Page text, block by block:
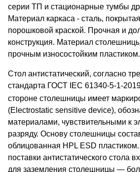
серии ТП и стационарные тумбы
Материал каркаса - сталь,
порошковой краской. Прочная и
конструкция. Материал
прочным износостойким пластиком.
Стол антистатический, согласно
стандарта ГОСТ IEC 61340-5-1-
стороне столешницы имеет
(Electrostatic sensitive device),
материалами, чувствительными к
разряду. Основу столешницы
облицованная HPL ESD
поставки антистатического стола
для заземления столешницы —